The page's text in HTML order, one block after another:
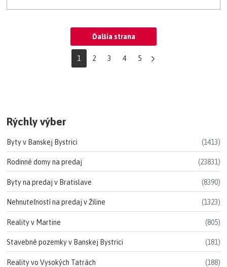
Ďalšia strana
1 2 3 4 5
Rýchly výber
Byty v Banskej Bystrici (1413)
Rodinné domy na predaj (23831)
Byty na predaj v Bratislave (8390)
Nehnuteľností na predaj v Žiline (1323)
Reality v Martine (805)
Stavebné pozemky v Banskej Bystrici (181)
Reality vo Vysokých Tatrách (188)